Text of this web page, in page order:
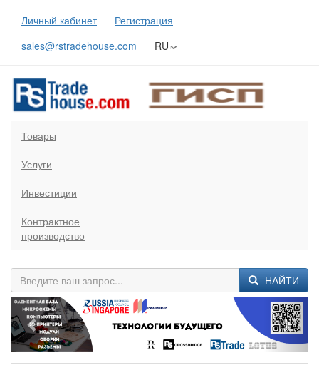
Личный кабинет
Регистрация
sales@rstradehouse.com
RU
Товары
Услуги
Инвестиции
Контрактное
производство
НАЙТИ
Previous Next